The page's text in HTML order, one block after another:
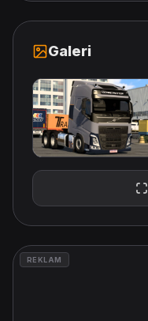
Galeri
REKLAM